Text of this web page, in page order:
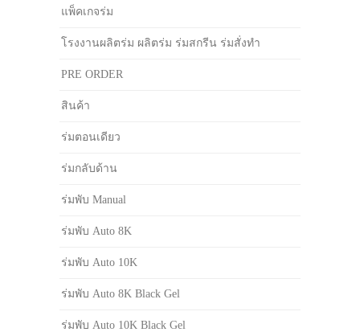
แพ็คเกจร่ม
โรงงานผลิตร่ม ผลิตร่ม ร่มสกรีน ร่มสั่งทำ
PRE ORDER
สินค้า
ร่มตอนเดียว
ร่มกลับด้าน
ร่มพับ Manual
ร่มพับ Auto 8K
ร่มพับ Auto 10K
ร่มพับ Auto 8K Black Gel
ร่มพับ Auto 10K Black Gel